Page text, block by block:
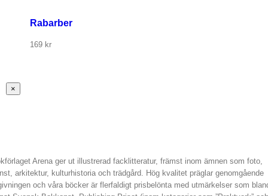
Rabarber
169 kr
Stäng
snabbvy
×
Arena ger ut illustrerad facklitteratur, främst inom ämnen som foto,
arkitektur, kulturhistoria och trädgård. Hög kvalitet präglar genomgående
och våra böcker är flerfaldigt prisbelönta med utmärkelser som